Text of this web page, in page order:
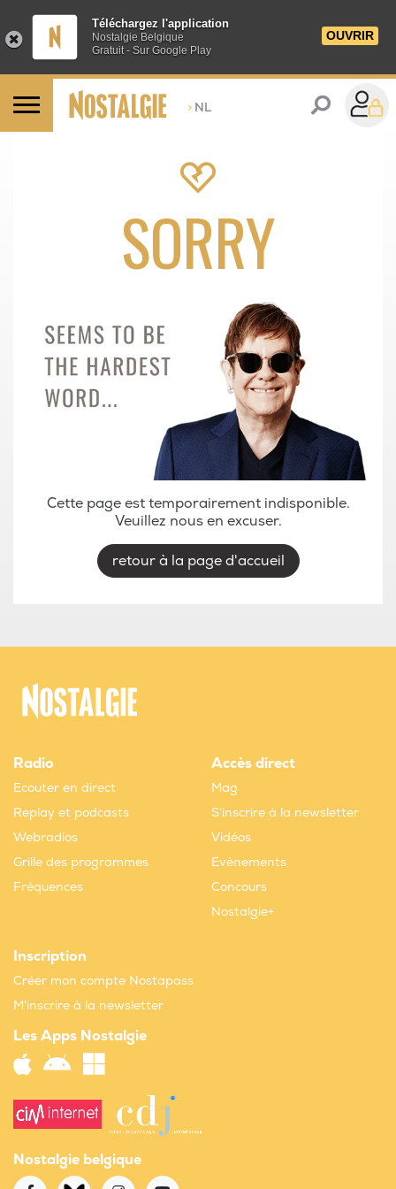
Téléchargez l'application
Nostalgie Belgique
Gratuit - Sur Google Play
OUVRIR
> NL
SORRY
Cette page est temporairement indisponible.
Veuillez nous en excuser.
retour à la page d'accueil
Radio
Ecouter en direct
Replay et podcasts
Webradios
Grille des programmes
Fréquences
Accès direct
Mag
S'inscrire à la newsletter
Vidéos
Evènements
Concours
Nostalgie+
Inscription
Créer mon compte Nostapass
M'inscrire à la newsletter
Les Apps Nostalgie
Nostalgie belgique